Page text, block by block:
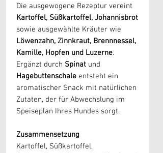
Die ausgewogene Rezeptur vereint
Kartoffel, Süßkartoffel, Johannisbrot
sowie ausgewählte Kräuter wie
Löwenzahn, Zinnkraut, Brennnessel,
Kamille, Hopfen und Luzerne.
Ergänzt durch Spinat und
Hagebuttenschale entsteht ein
aromatischer Snack mit natürlichen
Zutaten, der für Abwechslung im
Speiseplan Ihres Hundes sorgt.
Zusammensetzung
Kartoffel, Süßkartoffel,